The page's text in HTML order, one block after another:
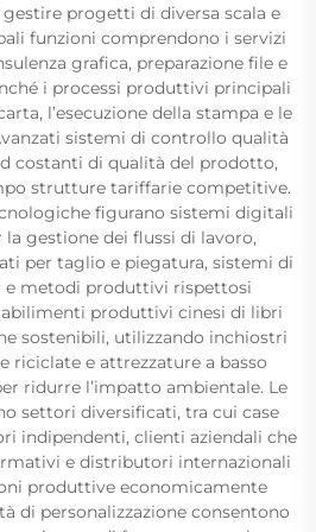
progetti di diversa scala e
funzioni comprendono i servizi
grafica, preparazione file e
i processi produttivi principali
l’esecuzione della stampa e le
sistemi di controllo qualità
costanti di qualità del prodotto,
strutture tariffarie competitive.
figurano sistemi digitali
la gestione dei flussi di lavoro,
per taglio e piegatura, sistemi di
e metodi produttivi rispettosi
produttivi cinesi di libri
sostenibili, utilizzando inchiostri
riciclate e attrezzature a basso
ridurre l’impatto ambientale. Le
settori diversificati, tra cui case
indipendenti, clienti aziendali che
e distributori internazionali
produttive economicamente
di personalizzazione consentono